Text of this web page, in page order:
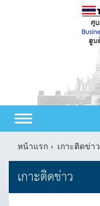
Toggle
navigation
หน้าแรก
เกาะติดข่าว
เกาะติดข่าว